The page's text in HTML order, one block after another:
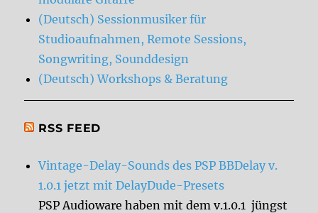
(Deutsch) Sessionmusiker für
Studioaufnahmen, Remote Sessions,
Songwriting, Sounddesign
(Deutsch) Workshops & Beratung
RSS FEED
Vintage-Delay-Sounds des PSP BBDelay v.
1.0.1 jetzt mit DelayDude-Presets
PSP Audioware haben mit dem v.1.0.1 jüngst